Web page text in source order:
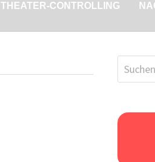
THEATER-CONTROLLING
Suchen
nach: